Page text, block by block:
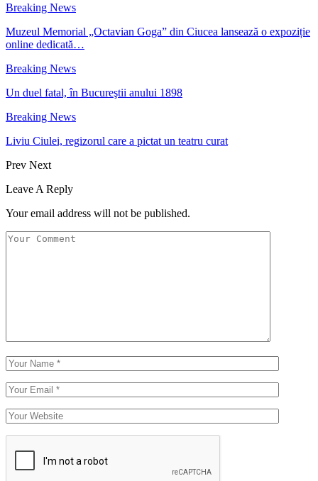
Breaking News
Muzeul Memorial „Octavian Goga” din Ciucea lansează o expoziție
online dedicată…
Breaking News
Un duel fatal, în Bucureştii anului 1898
Breaking News
Liviu Ciulei, regizorul care a pictat un teatru curat
Prev Next
Leave A Reply
Your email address will not be published.